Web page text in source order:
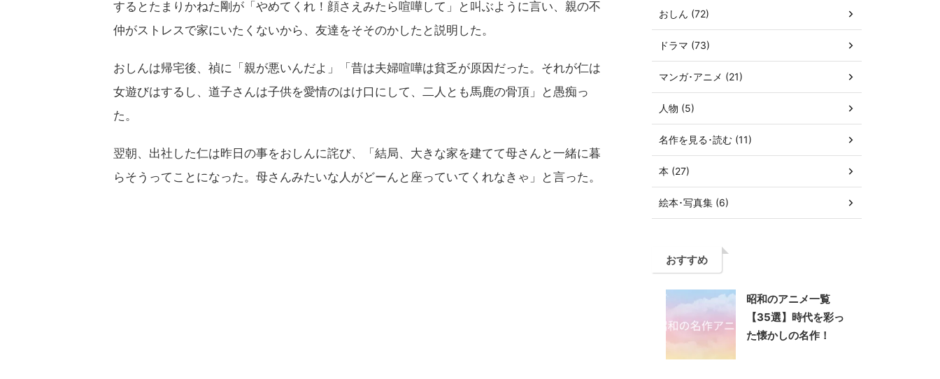
するとたまりかねた剛が「やめてくれ！顔さえみたら喧嘩して」と叫ぶように言い、親の不
仲がストレスで家にいたくないから、友達をそそのかしたと説明した。
おしんは帰宅後、禎に「親が悪いんだよ」「昔は夫婦喧嘩は貧乏が原因だった。それが仁は
女遊びはするし、道子さんは子供を愛情のはけ口にして、二人とも馬鹿の骨頂」と愚痴っ
た。
翌朝、出社した仁は昨日の事をおしんに詫び、「結局、大きな家を建てて母さんと一緒に暮
らそうってことになった。母さんみたいな人がどーんと座っていてくれなきゃ」と言った。
おしん (72)
ドラマ (73)
マンガ･アニメ (21)
人物 (5)
名作を見る･読む (11)
本 (27)
絵本･写真集 (6)
おすすめ
昭和のアニメ一覧
【35選】時代を彩っ
た懐かしの名作！